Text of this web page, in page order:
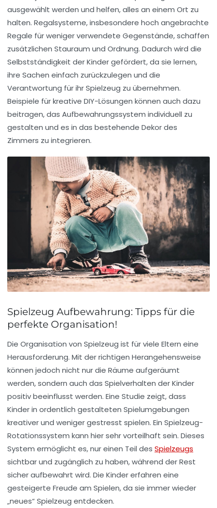
ausgewählt werden und helfen, alles an einem Ort zu
halten. Regalsysteme, insbesondere hoch angebrachte
Regale für weniger verwendete Gegenstände, schaffen
zusätzlichen Stauraum und Ordnung. Dadurch wird die
Selbstständigkeit der Kinder gefördert, da sie lernen,
ihre Sachen einfach zurückzulegen und die
Verantwortung für ihr Spielzeug zu übernehmen.
Beispiele für kreative DIY-Lösungen können auch dazu
beitragen, das Aufbewahrungssystem individuell zu
gestalten und es in das bestehende Dekor des
Zimmers zu integrieren.
Spielzeug Aufbewahrung: Tipps für die
perfekte Organisation!
Die Organisation von Spielzeug ist für viele Eltern eine
Herausforderung. Mit der richtigen Herangehensweise
können jedoch nicht nur die Räume aufgeräumt
werden, sondern auch das Spielverhalten der Kinder
positiv beeinflusst werden. Eine Studie zeigt, dass
Kinder in ordentlich gestalteten Spielumgebungen
kreativer und weniger gestresst spielen. Ein Spielzeug-
Rotationssystem kann hier sehr vorteilhaft sein. Dieses
System ermöglicht es, nur einen Teil des Spielzeugs
sichtbar und zugänglich zu haben, während der Rest
sicher aufbewahrt wird. Die Kinder erfahren eine
gesteigerte Freude am Spielen, da sie immer wieder
„neues“ Spielzeug entdecken.